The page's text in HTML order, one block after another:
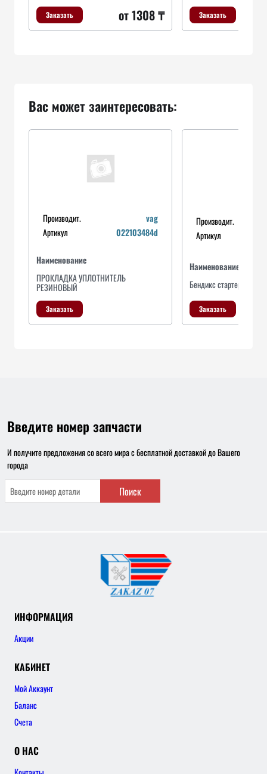
Заказать от 1308 ₸ Заказать
Вас может заинтересовать:
Производит.
vag
Артикул
022103484d
Наименование
ПРОКЛАДКА УПЛОТНИТЕЛЬ
РЕЗИНОВЫЙ
Заказать
Производит.
Артикул
Наименование
Бендикс стартера
Заказать
Введите номер запчасти
И получите предложения со всего мира с бесплатной доставкой до Вашего
города
Поиск
ИНФОРМАЦИЯ
Акции
КАБИНЕТ
Мой Аккаунт
Баланс
Счета
О НАС